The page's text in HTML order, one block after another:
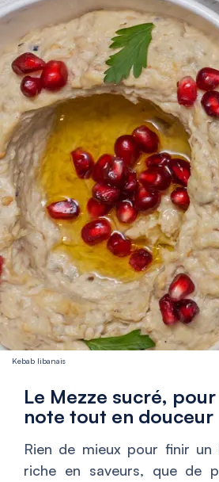
Kebab libanais
Le Mezze sucré,
note tout en douceur
Rien de mieux pour finir un
riche en saveurs, que de